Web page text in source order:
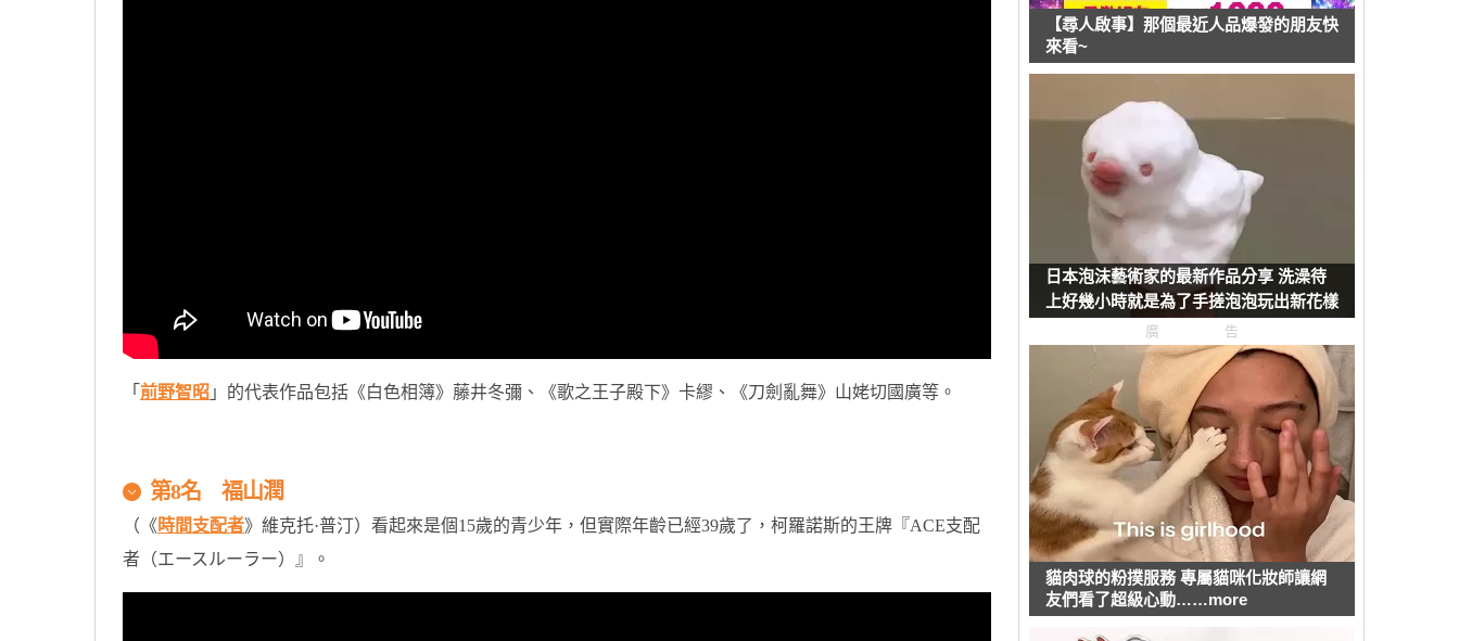
「 前野智昭 」的代表作品包括《白色相簿》藤井冬彌、《歌之王子殿下》卡繆、《刀劍亂舞》山姥切國廣等。
第8名 福山潤
（《 時間支配者》維克托·普汀）看起來是個15歲的青少年，但實際年齡已經39歲了，柯羅諾斯的王牌『ACE支配
者（エースルーラー）』。
【尋人啟事】那個最近人品爆發的朋友快
來看~
日本泡沫藝術家的最新作品分享 洗澡待
上好幾小時就是為了手搓泡泡玩出新花樣
廣告
貓肉球的粉撲服務 專屬貓咪化妝師讓網
友們看了超級心動……more